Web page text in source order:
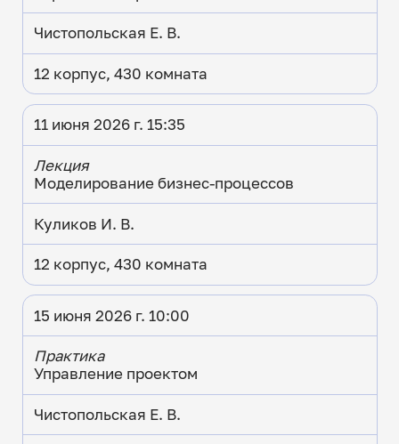
Чистопольская Е. В.
12 корпус, 430 комната
11 июня 2026 г. 15:35
Лекция
Моделирование бизнес-процессов
Куликов И. В.
12 корпус, 430 комната
15 июня 2026 г. 10:00
Практика
Управление проектом
Чистопольская Е. В.